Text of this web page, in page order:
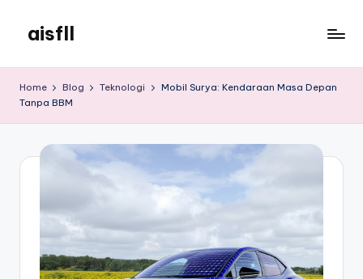
content
aisfll
Home Blog Teknologi
Mobil Surya: Kendaraan Masa Depan
Tanpa BBM